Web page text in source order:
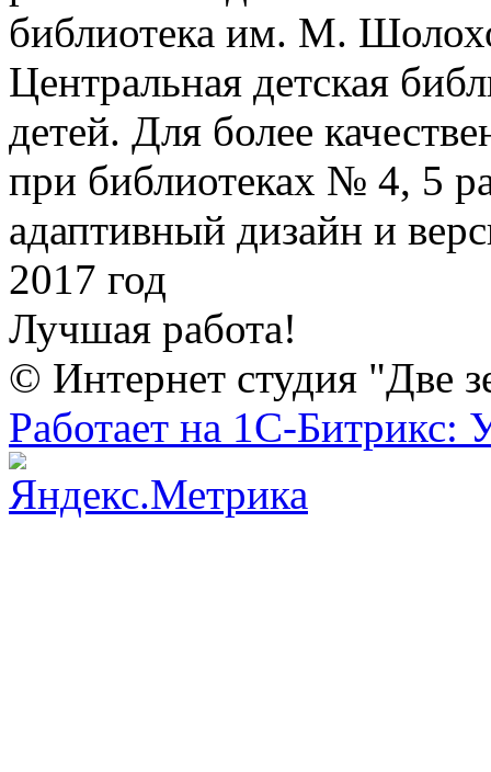
библиотека им. М.
Центральная детская
детей. Для более
при библиотеках № 4, 5
адаптивный дизайн и
2017 год
Лучшая работа!
© Интернет студия "Две
Работает на 1С-Битрикс: